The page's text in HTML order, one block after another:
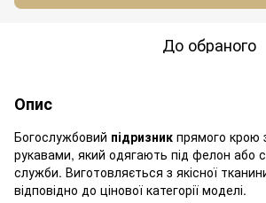
До обраного
Опис
Богослужбовий підризник прямого крою
рукавами, який одягають під фелон або
служби. Виготовляється з якісної
відповідно до цінової категорії моделі.